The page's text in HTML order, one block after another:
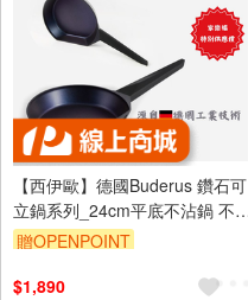
【西伊歐】德國Buderus 鑽石可
立鍋系列_24cm平底不沾鍋 不挑
爐
贈OPENPOINT
$1,890